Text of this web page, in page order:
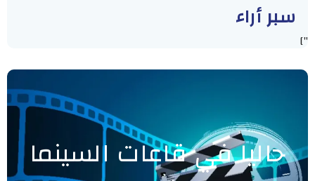
سبر أراء
"]
حاليا في قاعات السينما